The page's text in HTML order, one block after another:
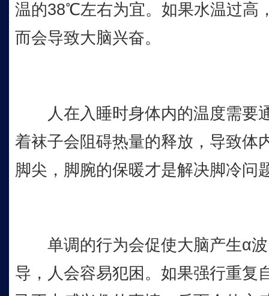
温的38℃左右为宜。如果水温过高
而会导致大脑兴奋。
人在入睡时身体内的温度需要
着袜子会阻碍热量的释放，导致体
脚尖，脚腕的保暖才是解决脚冷问
单调的行为会促使大脑产生α波
导，人会容易犯困。如果强行重复